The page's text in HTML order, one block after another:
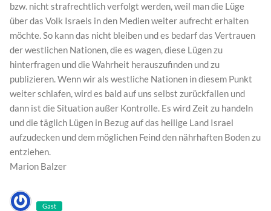
bzw. nicht strafrechtlich verfolgt werden, weil man die Lüge
über das Volk Israels in den Medien weiter aufrecht erhalten
möchte. So kann das nicht bleiben und es bedarf das Vertrauen
der westlichen Nationen, die es wagen, diese Lügen zu
hinterfragen und die Wahrheit herauszufinden und zu
publizieren. Wenn wir als westliche Nationen in diesem Punkt
weiter schlafen, wird es bald auf uns selbst zurückfallen und
dann ist die Situation außer Kontrolle. Es wird Zeit zu handeln
und die täglich Lügen in Bezug auf das heilige Land Israel
aufzudecken und dem möglichen Feind den nährhaften Boden zu
entziehen.
Marion Balzer
Gast